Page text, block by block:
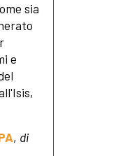
sia
e
, di